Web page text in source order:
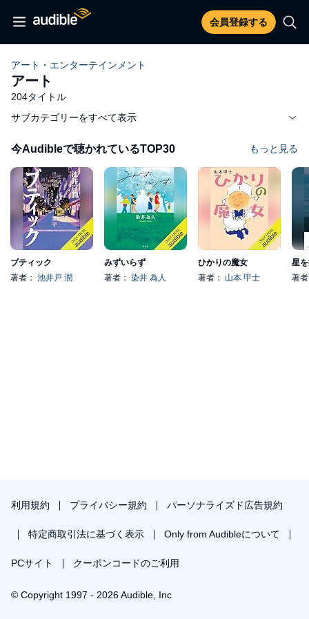
会員登録する
アート・エンターテインメント
アート
204タイトル
サブカテゴリーをすべて表示
今Audibleで聴かれているTOP30 もっと見る
ブティック
著者： 池井戸 潤
みずいらず
著者： 染井 為人
ひかりの魔女
著者： 山本 甲士
星
著
利用規約 プライバシー規約 パーソナライズド広告規約
特定商取引法に基づく表示 Only from Audibleについて
PCサイト クーポンコードのご利用
© Copyright 1997 - 2026 Audible, Inc